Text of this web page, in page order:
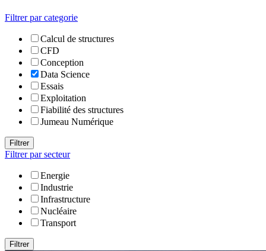
Filtrer par categorie
Calcul de structures
CFD
Conception
Data Science
Essais
Exploitation
Fiabilité des structures
Jumeau Numérique
Filtrer
Filtrer par secteur
Energie
Industrie
Infrastructure
Nucléaire
Transport
Filtrer